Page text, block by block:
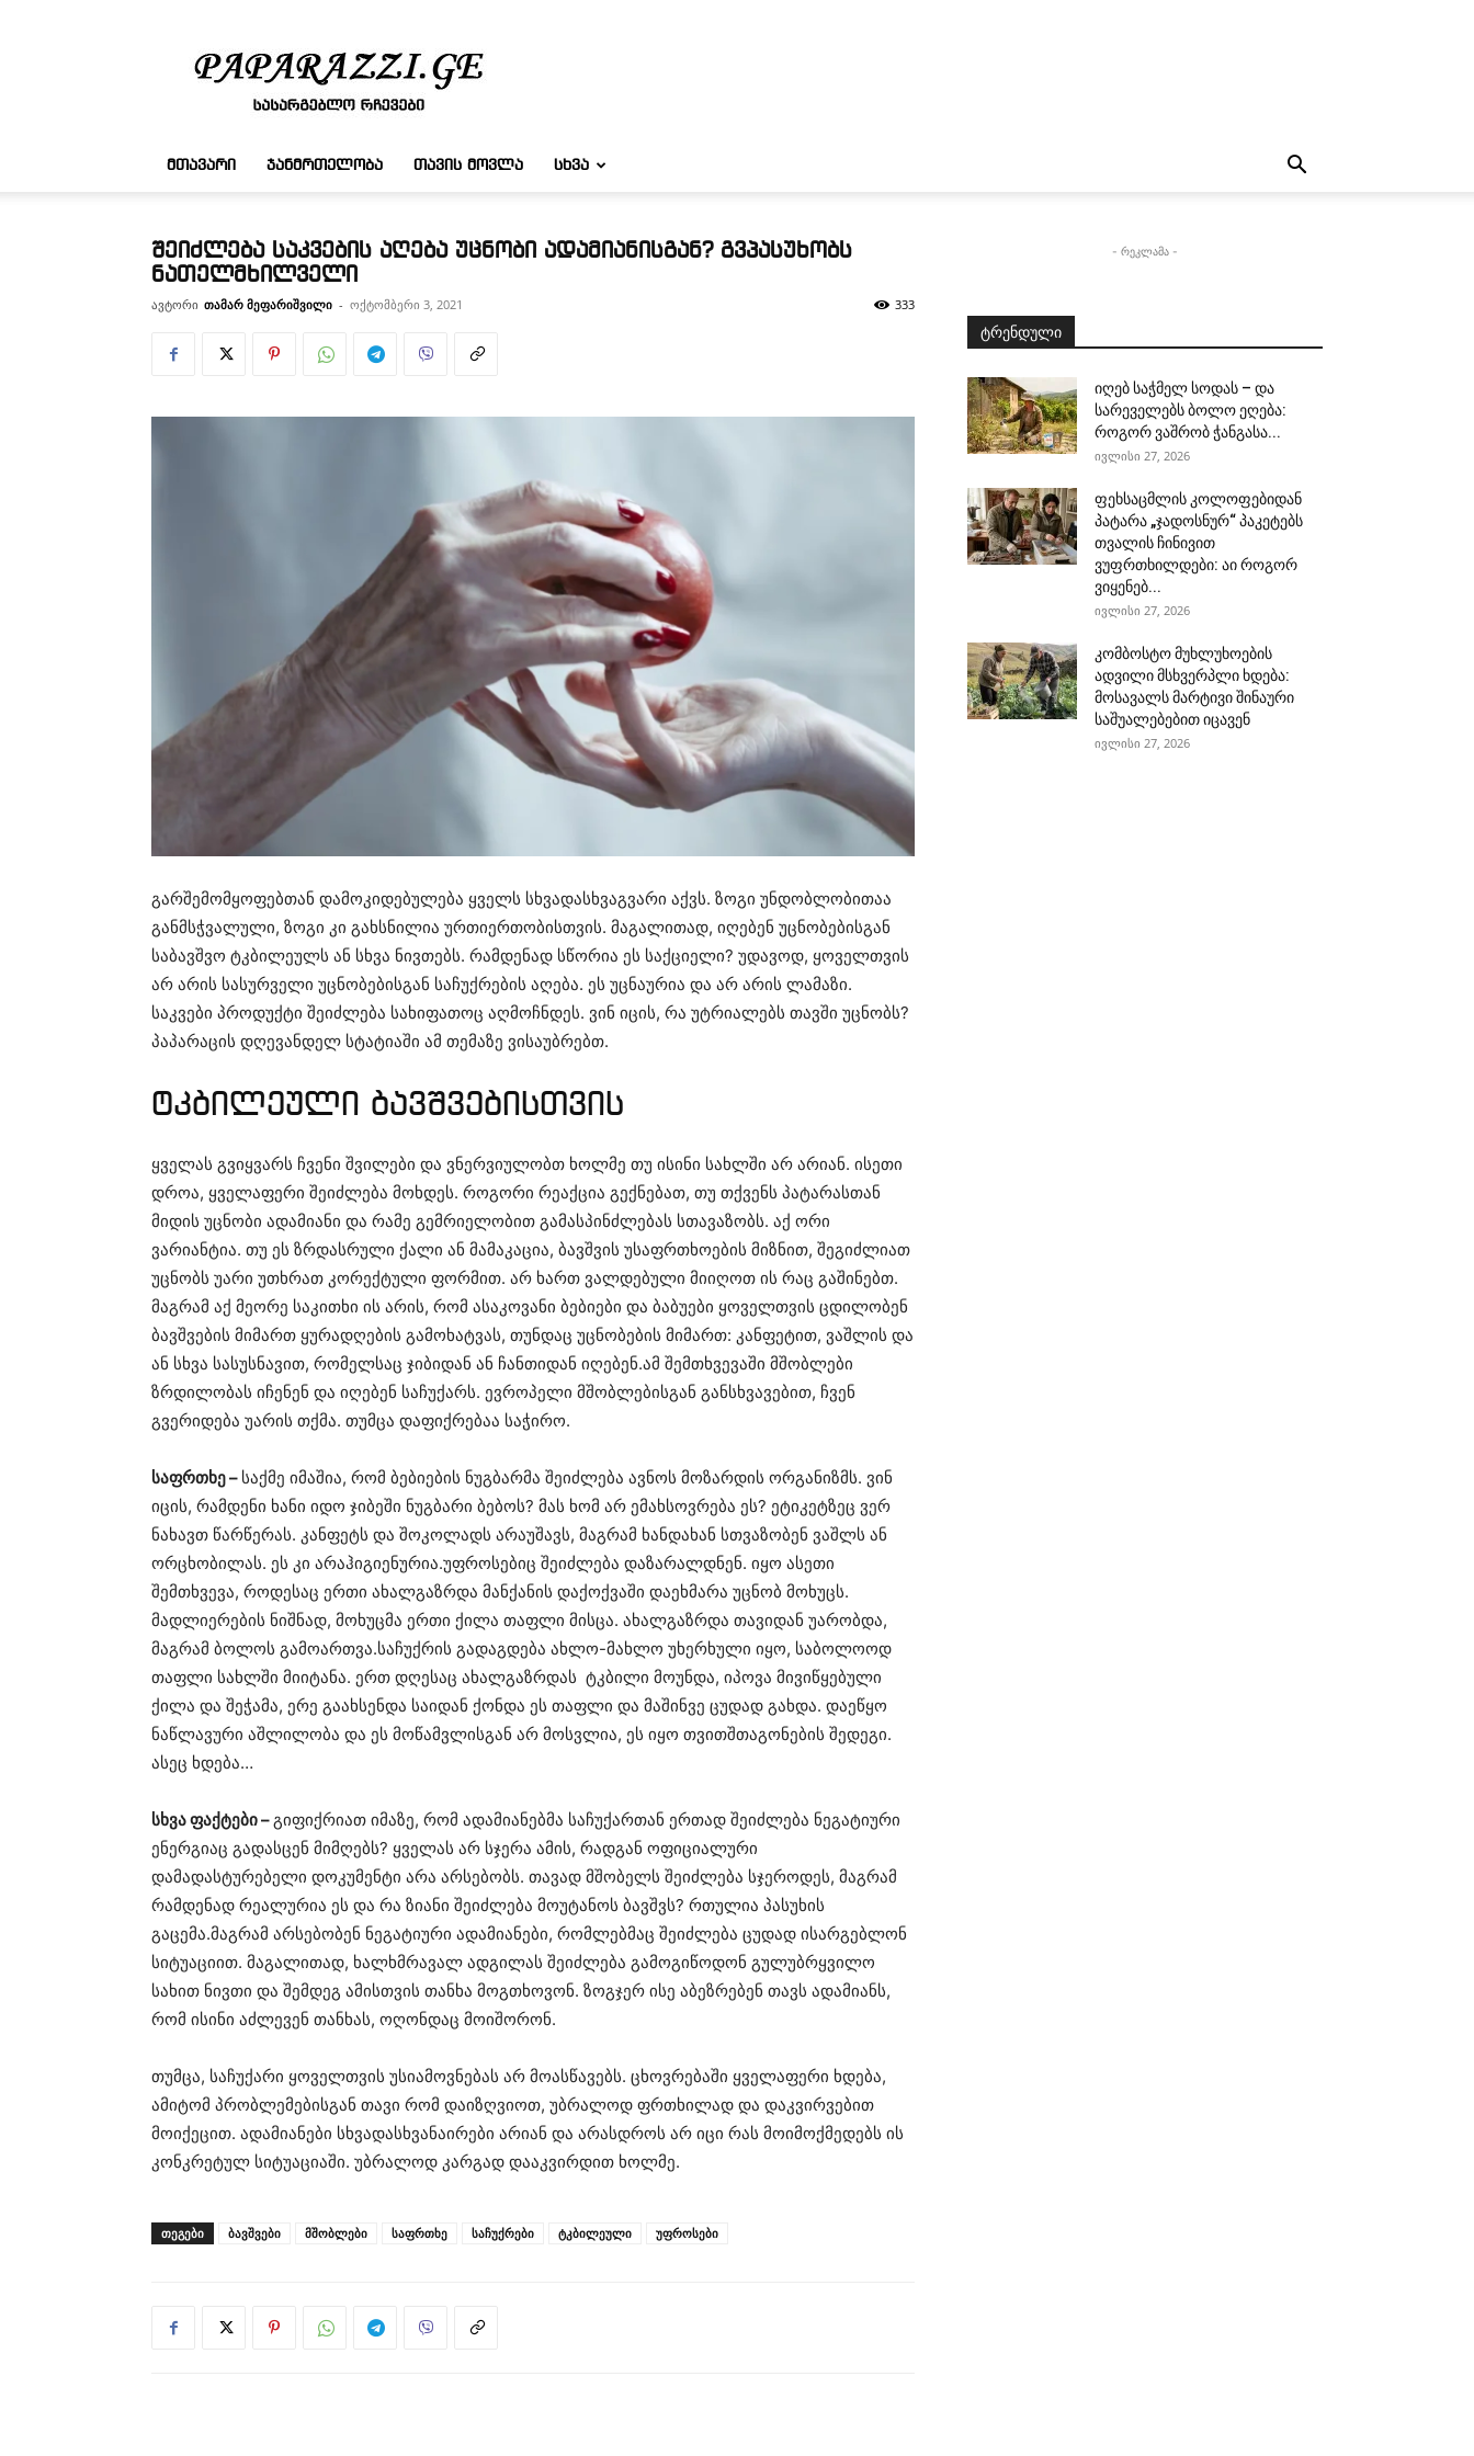
რჩევები
ᲛᲗᲐᲕᲐᲠᲘ ᲯᲐᲜᲛᲠᲗᲔᲚᲝᲑᲐ ᲗᲐᲕᲘᲡ ᲛᲝᲕᲚᲐ ᲡᲮᲕᲐ
შეიძლება საკვების აღება უცნობი ადამიანისგან? გვპასუხობს
ნათელმხილველი
ავტორი თამარ მეფარიშვილი - ოქტომბერი 3, 2021 333
გარშემომყოფებთან დამოკიდებულება ყველს სხვადასხვაგვარი აქვს. ზოგი უნდობლობითაა
განმსჭვალული, ზოგი კი გახსნილია ურთიერთობისთვის. მაგალითად, იღებენ უცნობებისგან
საბავშვო ტკბილეულს ან სხვა ნივთებს. რამდენად სწორია ეს საქციელი? უდავოდ, ყოველთვის
არ არის სასურველი უცნობებისგან საჩუქრების აღება. ეს უცნაურია და არ არის ლამაზი.
საკვები პროდუქტი შეიძლება სახიფათოც აღმოჩნდეს. ვინ იცის, რა უტრიალებს თავში უცნობს?
პაპარაცის დღევანდელ სტატიაში ამ თემაზე ვისაუბრებთ.
ტკბილეული ბავშვებისთვის
ყველას გვიყვარს ჩვენი შვილები და ვნერვიულობთ ხოლმე თუ ისინი სახლში არ არიან. ისეთი
დროა, ყველაფერი შეიძლება მოხდეს. როგორი რეაქცია გექნებათ, თუ თქვენს პატარასთან
მიდის უცნობი ადამიანი და რამე გემრიელობით გამასპინძლებას სთავაზობს. აქ ორი
ვარიანტია. თუ ეს ზრდასრული ქალი ან მამაკაცია, ბავშვის უსაფრთხოების მიზნით, შეგიძლიათ
უცნობს უარი უთხრათ კორექტული ფორმით. არ ხართ ვალდებული მიიღოთ ის რაც გაშინებთ.
მაგრამ აქ მეორე საკითხი ის არის, რომ ასაკოვანი ბებიები და ბაბუები ყოველთვის ცდილობენ
ბავშვების მიმართ ყურადღების გამოხატვას, თუნდაც უცნობების მიმართ: კანფეტით, ვაშლის და
ან სხვა სასუსნავით, რომელსაც ჯიბიდან ან ჩანთიდან იღებენ.ამ შემთხვევაში მშობლები
ზრდილობას იჩენენ და იღებენ საჩუქარს. ევროპელი მშობლებისგან განსხვავებით, ჩვენ
გვერიდება უარის თქმა. თუმცა დაფიქრებაა საჭირო.
საფრთხე – საქმე იმაშია, რომ ბებიების ნუგბარმა შეიძლება ავნოს მოზარდის ორგანიზმს. ვინ
იცის, რამდენი ხანი იდო ჯიბეში ნუგბარი ბებოს? მას ხომ არ ემახსოვრება ეს? ეტიკეტზეც ვერ
ნახავთ წარწერას. კანფეტს და შოკოლადს არაუშავს, მაგრამ ხანდახან სთვაზობენ ვაშლს ან
ორცხობილას. ეს კი არაჰიგიენურია.უფროსებიც შეიძლება დაზარალდნენ. იყო ასეთი
შემთხვევა, როდესაც ერთი ახალგაზრდა მანქანის დაქოქვაში დაეხმარა უცნობ მოხუცს.
მადლიერების ნიშნად, მოხუცმა ერთი ქილა თაფლი მისცა. ახალგაზრდა თავიდან უარობდა,
მაგრამ ბოლოს გამოართვა.საჩუქრის გადაგდება ახლო-მახლო უხერხული იყო, საბოლოოდ
თაფლი სახლში მიიტანა. ერთ დღესაც ახალგაზრდას ტკბილი მოუნდა, იპოვა მივიწყებული
ქილა და შეჭამა, ერე გაახსენდა საიდან ქონდა ეს თაფლი და მაშინვე ცუდად გახდა. დაეწყო
ნაწლავური აშლილობა და ეს მოწამვლისგან არ მოსვლია, ეს იყო თვითშთაგონების შედეგი.
ასეც ხდება…
სხვა ფაქტები –გიფიქრიათ იმაზე, რომ ადამიანებმა საჩუქართან ერთად შეიძლება ნეგატიური
ენერგიაც გადასცენ მიმღებს? ყველას არ სჯერა ამის, რადგან ოფიციალური
დამადასტურებელი დოკუმენტი არა არსებობს. თავად მშობელს შეიძლება სჯეროდეს, მაგრამ
რამდენად რეალურია ეს და რა ზიანი შეიძლება მოუტანოს ბავშვს? რთულია პასუხის
გაცემა.მაგრამ არსებობენ ნეგატიური ადამიანები, რომლებმაც შეიძლება ცუდად ისარგებლონ
სიტუაციით. მაგალითად, ხალხმრავალ ადგილას შეიძლება გამოგიწოდონ გულუბრყვილო
სახით ნივთი და შემდეგ ამისთვის თანხა მოგთხოვონ. ზოგჯერ ისე აბეზრებენ თავს ადამიანს,
რომ ისინი აძლევენ თანხას, ოღონდაც მოიშორონ.
თუმცა, საჩუქარი ყოველთვის უსიამოვნებას არ მოასწავებს. ცხოვრებაში ყველაფერი ხდება,
ამიტომ პრობლემებისგან თავი რომ დაიზღვიოთ, უბრალოდ ფრთხილად და დაკვირვებით
მოიქეცით. ადამიანები სხვადასხვანაირები არიან და არასდროს არ იცი რას მოიმოქმედებს ის
კონკრეტულ სიტუაციაში. უბრალოდ კარგად დააკვირდით ხოლმე.
ᲗᲔᲒᲔᲑᲘ ბავშვები მშობლები საფრთხე საჩუქრები ტკბილეული უფროსები
- რეკლამა -
ტრენდული
იღებ საჭმელ სოდას – და
სარეველებს ბოლო ეღება:
როგორ ვაშრობ ჭანგასა...
ივლისი 27, 2026
ფეხსაცმლის კოლოფებიდან
პატარა „ჯადოსნურ“ პაკეტებს
თვალის ჩინივით
ვუფრთხილდები: აი როგორ
ვიყენებ...
ივლისი 27, 2026
კომბოსტო მუხლუხოების
ადვილი მსხვერპლი ხდება:
მოსავალს მარტივი შინაური
საშუალებებით იცავენ
ივლისი 27, 2026